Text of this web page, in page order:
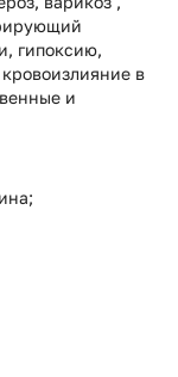
гипоксию,
в
и